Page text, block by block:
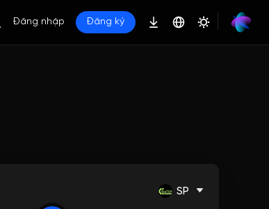
Đăng nhập Đăng ký
SP